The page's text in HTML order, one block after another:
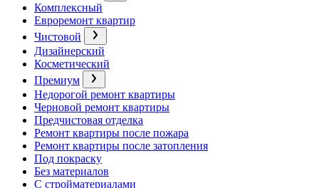
Комплексный
Евроремонт квартир
Чистовой
Дизайнерский
Косметический
Премиум
Недорогой ремонт квартиры
Черновой ремонт квартиры
Предчистовая отделка
Ремонт квартиры после пожара
Ремонт квартиры после затопления
Под покраску
Без материалов
С стройматериалами